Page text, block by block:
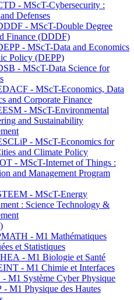
- MScT-Cybersecurity :
Defenses
- MScT-Double Degree
Finance (DDDF)
- MScT-Data and Economics
Policy (DEPP)
- MScT-Data Science for
- MScT-Economics, Data
and Corporate Finance
- MScT-Environmental
and Sustainability
- MScT-Economics for
and Climate Policy
- MScT-Internet of Things :
and Management Program
- MScT-Energy
: Science Technology &
- M1 Mathématiques
et Statistiques
- M1 Biologie et Santé
- M1 Chimie et Interfaces
M1 Système Cyber Physique
M1 Physique des Hautes